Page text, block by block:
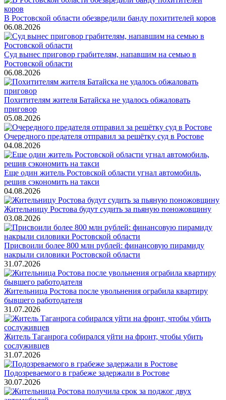
В Ростовской области обезвредили банду похитителей коров
06.08.2026
Суд вынес приговор грабителям, напавшим на семью в
Ростовской области
06.08.2026
Похитителям жителя Батайска не удалось обжаловать
приговор
05.08.2026
Очередного предателя отправил за решётку суд в Ростове
04.08.2026
Еще один житель Ростовской области угнал автомобиль,
решив сэкономить на такси
04.08.2026
Жительницу Ростова будут судить за пьяную поножовщину
03.08.2026
Присвоили более 800 млн рублей: финансовую пирамиду
накрыли силовики Ростовской области
31.07.2026
Жительница Ростова после увольнения ограбила квартиру
бывшего работодателя
31.07.2026
Житель Таганрога собирался уйти на фронт, чтобы убить
сослуживцев
31.07.2026
Подозреваемого в грабеже задержали в Ростове
30.07.2026